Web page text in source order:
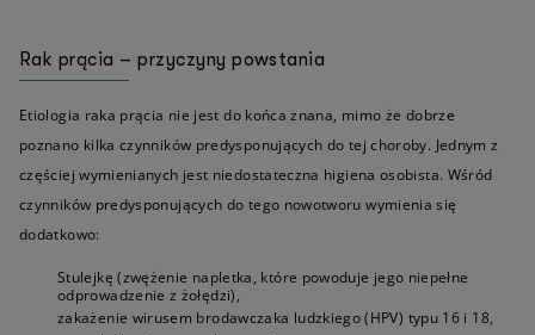
Rak prącia – przyczyny powstania
Etiologia raka prącia nie jest do końca znana, mimo że dobrze
poznano kilka czynników predysponujących do tej choroby. Jednym z
częściej wymienianych jest niedostateczna higiena osobista. Wśród
czynników predysponujących do tego nowotworu wymienia się
dodatkowo:
Stulejkę (zwężenie napletka, które powoduje jego niepełne
odprowadzenie z żołędzi),
zakażenie wirusem brodawczaka ludzkiego (HPV) typu 16 i 18,